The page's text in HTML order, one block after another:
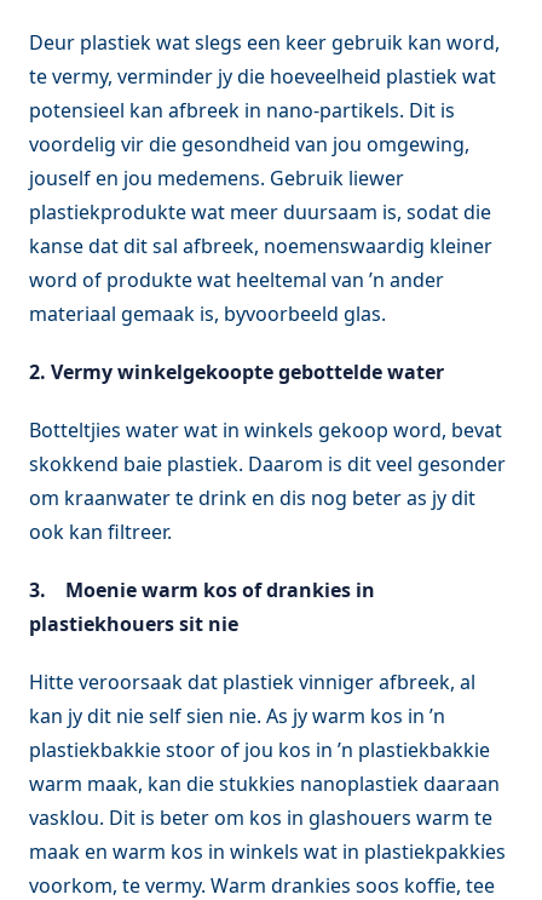
Deur plastiek wat slegs een keer gebruik kan word,
te vermy, verminder jy die hoeveelheid plastiek wat
potensieel kan afbreek in nano-partikels. Dit is
voordelig vir die gesondheid van jou omgewing,
jouself en jou medemens. Gebruik liewer
plastiekprodukte wat meer duursaam is, sodat die
kanse dat dit sal afbreek, noemenswaardig kleiner
word of produkte wat heeltemal van ’n ander
materiaal gemaak is, byvoorbeeld glas.
2. Vermy winkelgekoopte gebottelde water
Botteltjies water wat in winkels gekoop word, bevat
skokkend baie plastiek. Daarom is dit veel gesonder
om kraanwater te drink en dis nog beter as jy dit
ook kan filtreer.
3.
Moenie warm kos of drankies in
plastiekhouers sit nie
Hitte veroorsaak dat plastiek vinniger afbreek, al
kan jy dit nie self sien nie. As jy warm kos in ’n
plastiekbakkie stoor of jou kos in ’n plastiekbakkie
warm maak, kan die stukkies nanoplastiek daaraan
vasklou. Dit is beter om kos in glashouers warm te
maak en warm kos in winkels wat in plastiekpakkies
voorkom, te vermy. Warm drankies soos koffie, tee